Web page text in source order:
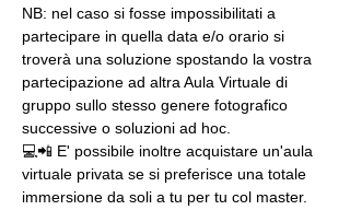
NB: nel caso si fosse impossibilitati a
partecipare in quella data e/o orario si
troverà una soluzione spostando la vostra
partecipazione ad altra Aula Virtuale di
gruppo sullo stesso genere fotografico
successive o soluzioni ad hoc.
💻📲 E' possibile inoltre acquistare un'aula
virtuale privata se si preferisce una totale
immersione da soli a tu per tu col master.